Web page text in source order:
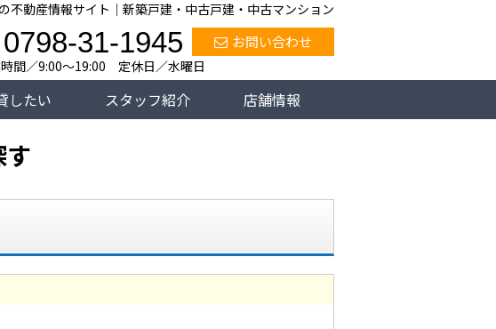
動産情報サイト｜新築戸建・中古戸建・中古マンション
お問い合わせ
0798-31-1945
間／9:00～19:00 定休日／水曜日
したい スタッフ紹介 店舗情報